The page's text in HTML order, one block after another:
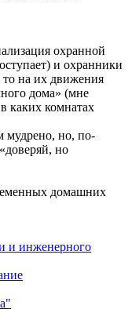
охранной
и охранники
на их движения
дома» (мне
каких комнатах
мудрено, но, по-
но
домашних
и инженерного